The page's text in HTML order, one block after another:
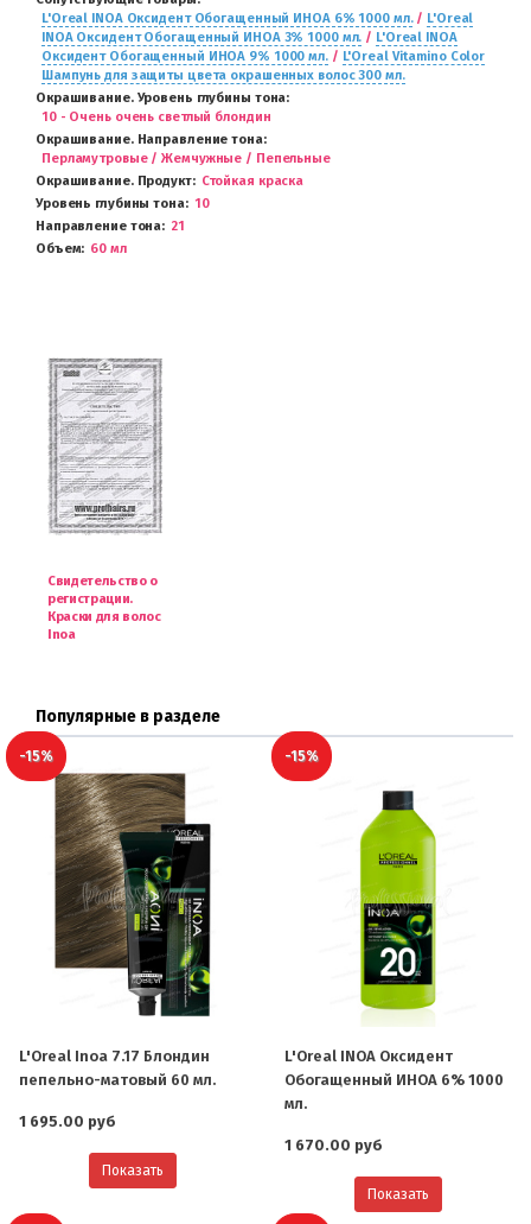
L'Oreal INOA Оксидент Обогащенный ИНОА 6% 1000 мл./ L'Oreal
INOA Оксидент Обогащенный ИНОА 3% 1000 мл. / L'Oreal INOA
Оксидент Обогащенный ИНОА 9% 1000 мл./ L'Oreal Vitamino Color
Шампунь для защиты цвета окрашенных волос 300 мл.
Окрашивание. Уровень глубины тона
10 - Очень очень светлый блондин
Окрашивание. Направление тона
Перламутровые / Жемчужные / Пепельные
Окрашивание. Продукт
Стойкая краска
Уровень глубины тона
10
Направление тона
21
Объем
60 мл
Свидетельство о
регистрации.
Краски для волос
Inoa
Популярные в разделе
-15%
L'Oreal Inoa 7.17 Блондин
пепельно-матовый 60 мл.
1 695.00 руб
Показать
-15%
L'Oreal INOA Оксидент
Обогащенный ИНОА 6% 1000
мл.
1 670.00 руб
Показать